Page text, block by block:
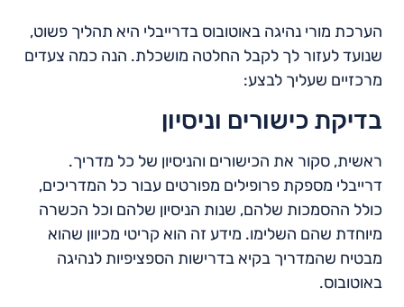
הערכת מורי נהיגה באוטובוס בדרייבלי היא תהליך פשוט,
שנועד לעזור לך לקבל החלטה מושכלת. הנה כמה צעדים
מרכזיים שעליך לבצע:
בדיקת כישורים וניסיון
ראשית, סקור את הכישורים והניסיון של כל מדריך.
דרייבלי מספקת פרופילים מפורטים עבור כל המדריכים,
כולל ההסמכות שלהם, שנות הניסיון שלהם וכל הכשרה
מיוחדת שהם השלימו. מידע זה הוא קריטי מכיוון שהוא
מבטיח שהמדריך בקיא בדרישות הספציפיות לנהיגה
באוטובוס.